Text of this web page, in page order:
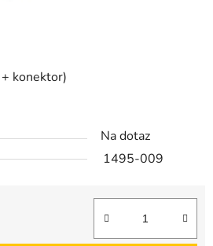
konektor)
Na dotaz
1495-009